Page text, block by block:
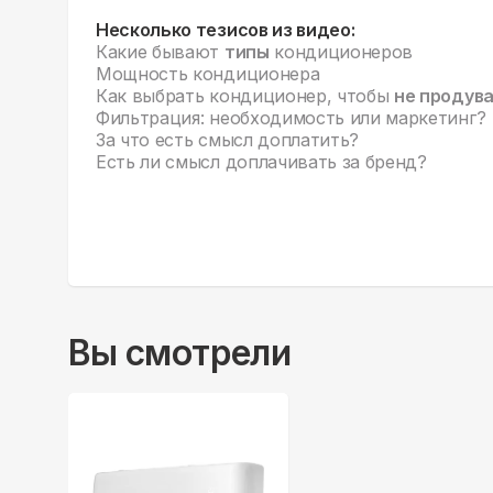
Несколько тезисов из видео:
Какие бывают типы кондиционеров
Мощность кондиционера
Как выбрать кондиционер, чтобы не
Фильтрация: необходимость или маркетинг?
За что есть смысл доплатить?
Есть ли смысл доплачивать за бренд?
Вы смотрели